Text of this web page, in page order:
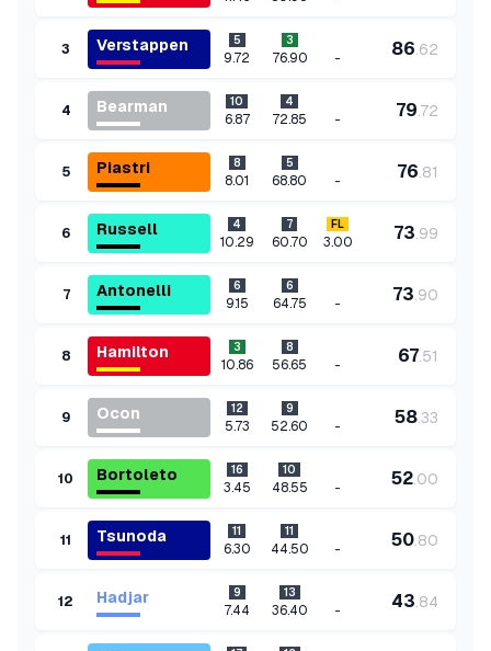
3 Verstappen 5
9.72
3
76.90 - 86.62
4 Bearman 10
6.87
4
72.85 - 79.72
5 Piastri 8
8.01
5
68.80 - 76.81
6 Russell 4
10.29
7
60.70
FL
3.00 73.99
7 Antonelli 6
9.15
6
64.75 - 73.90
8 Hamilton 3
10.86
8
56.65 - 67.51
9 Ocon 12
5.73
9
52.60 - 58.33
10 Bortoleto 16
3.45
10
48.55 - 52.00
11 Tsunoda 11
6.30
11
44.50 - 50.80
12 Hadjar 9
7.44
13
36.40 - 43.84